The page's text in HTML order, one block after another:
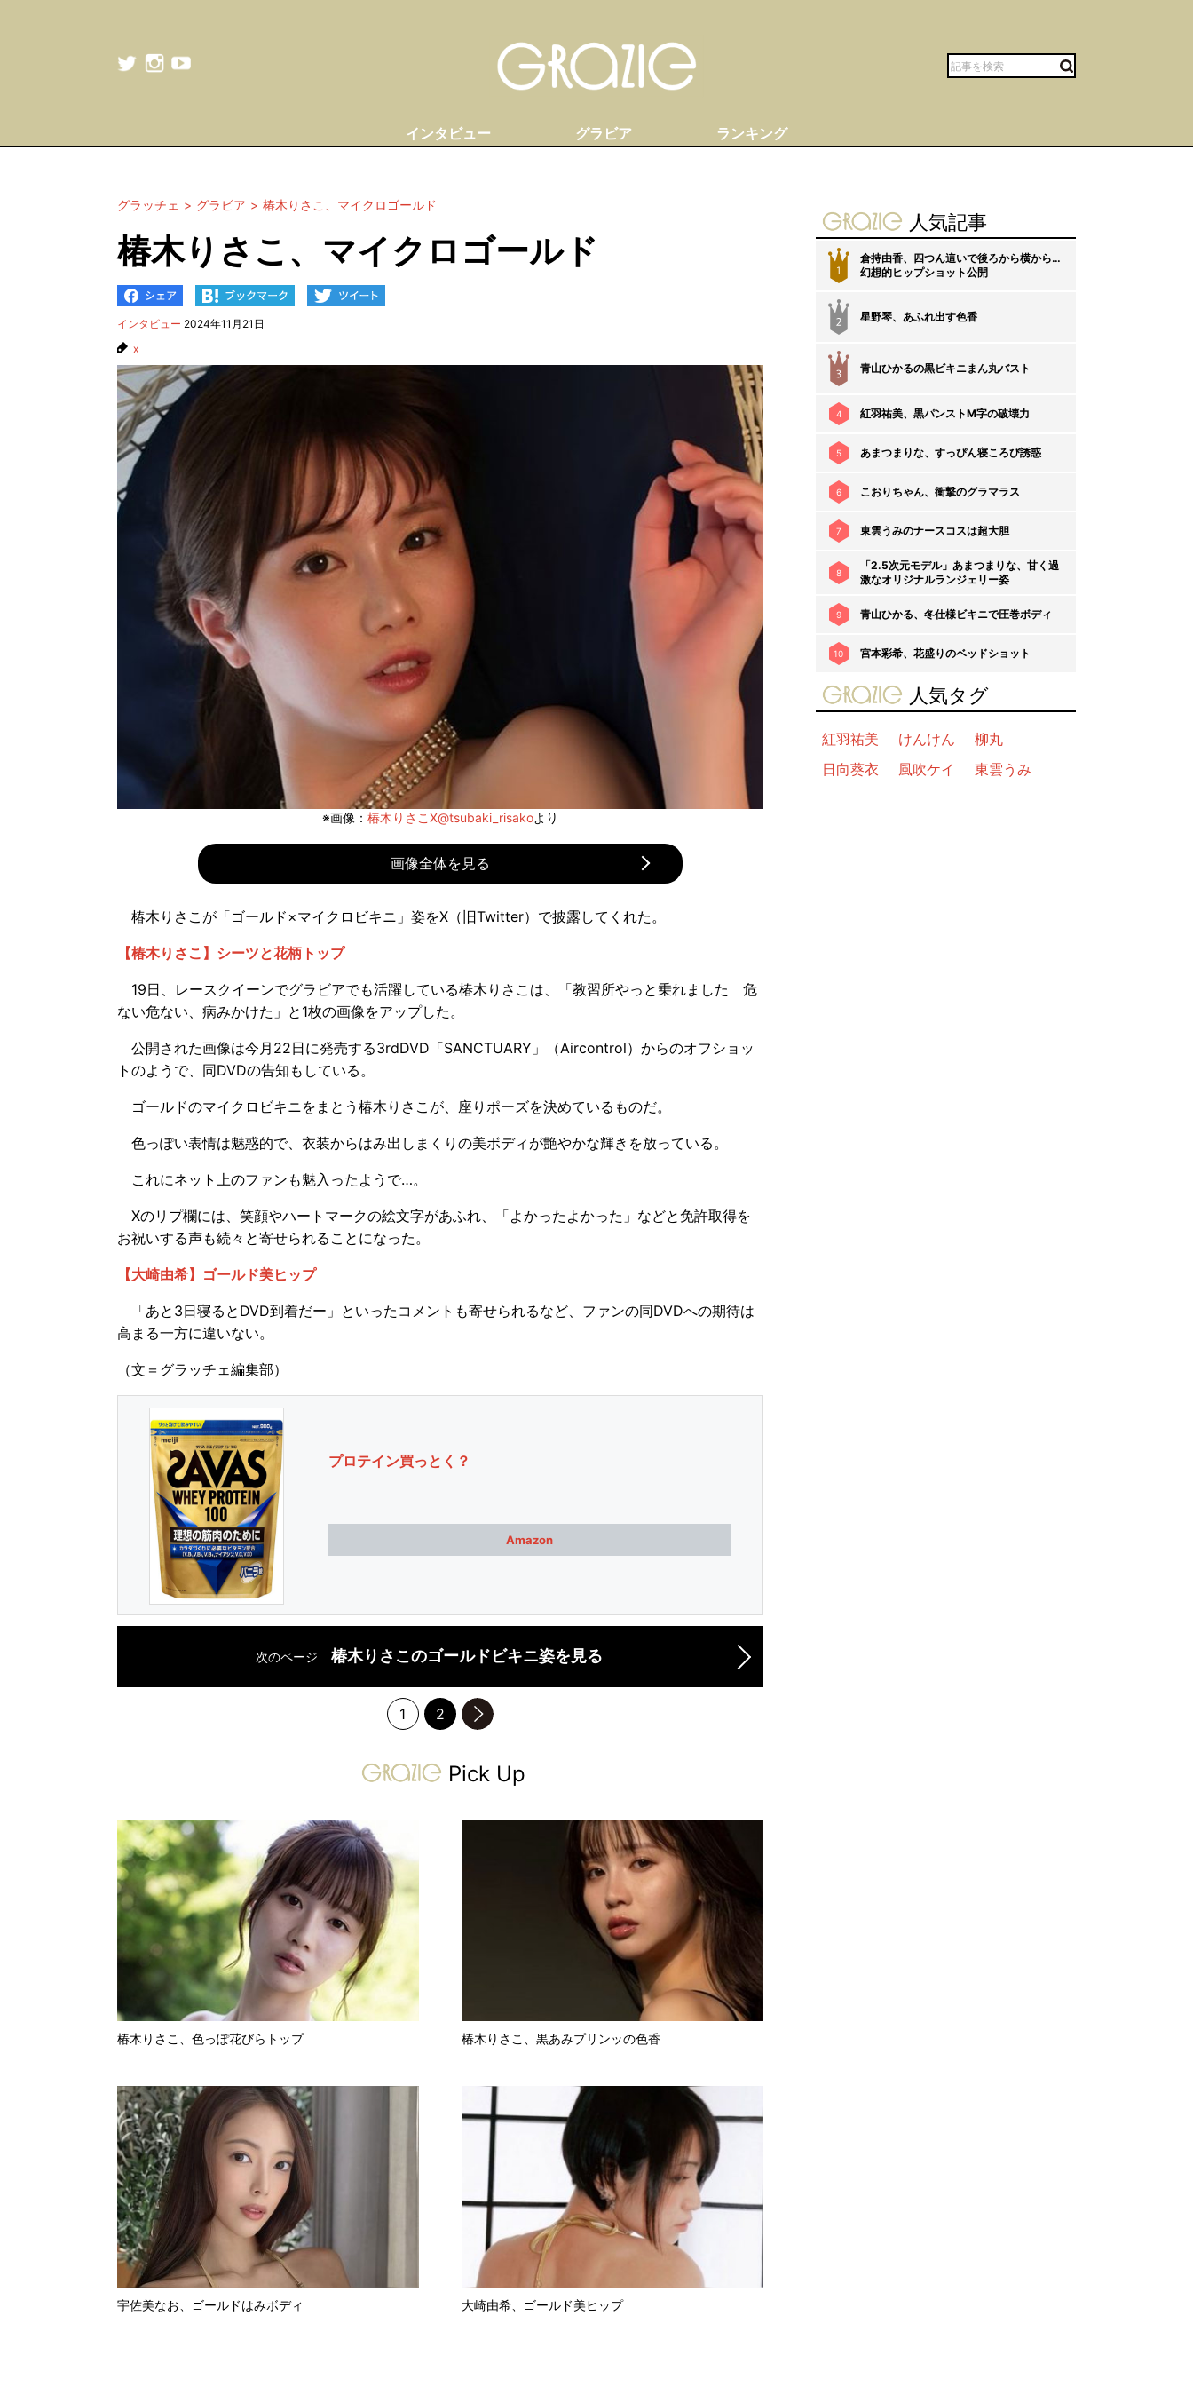
インタビュー グラビア ランキング
グラッチェ グラビア 椿木りさこ、マイクロゴールド
椿木りさこ、マイクロゴールド
インタビュー 2024年11月21日
x
※画像： 椿木りさこX@tsubaki_risakoより
画像全体を見る
椿木りさこが「ゴールド×マイクロビキニ」姿をX（旧Twitter）で披露してくれた。
【椿木りさこ】シーツと花柄トップ
19日、レースクイーンでグラビアでも活躍している椿木りさこは、「教習所やっと乗れました 危
ない危ない、病みかけた」と1枚の画像をアップした。
公開された画像は今月22日に発売する3rdDVD「SANCTUARY」（Aircontrol）からのオフショッ
トのようで、同DVDの告知もしている。
ゴールドのマイクロビキニをまとう椿木りさこが、座りポーズを決めているものだ。
色っぽい表情は魅惑的で、衣装からはみ出しまくりの美ボディが艶やかな輝きを放っている。
これにネット上のファンも魅入ったようで…。
Xのリプ欄には、笑顔やハートマークの絵文字があふれ、「よかったよかった」などと免許取得を
お祝いする声も続々と寄せられることになった。
【大崎由希】ゴールド美ヒップ
「あと3日寝るとDVD到着だー」といったコメントも寄せられるなど、ファンの同DVDへの期待は
高まる一方に違いない。
（文＝グラッチェ編集部）
プロテイン買っとく？
Amazon
次のページ 椿木りさこのゴールドビキニ姿を見る
1 2
次のページへ
gravure-grazie
Pick Up
椿木りさこ、色っぽ花びらトップ 椿木りさこ、黒あみプリンッの色香
宇佐美なお、ゴールドはみボディ 大崎由希、ゴールド美ヒップ
gravure-grazie
人気記事
1
倉持由香、四つん這いで後ろから横から…
幻想的ヒップショット公開
星野琴、あふれ出す色香
青山ひかるの黒ビキニまん丸バスト
4 紅羽祐美、黒パンストM字の破壊力
5 あまつまりな、すっぴん寝ころび誘惑
6 こおりちゃん、衝撃のグラマラス
7 東雲うみのナースコスは超大胆
8
「2.5次元モデル」あまつまりな、甘く過
激なオリジナルランジェリー姿
9 青山ひかる、冬仕様ビキニで圧巻ボディ
10 宮本彩希、花盛りのベッドショット
gravure-grazie
人気タグ
紅羽祐美 けんけん
柳丸
日向葵衣
風吹ケイ 東雲うみ